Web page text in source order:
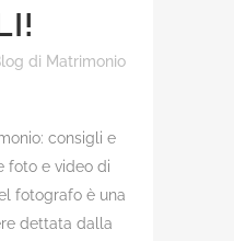
di Matrimonio
consigli e
foto e video di
fotografo è una
dettata dalla